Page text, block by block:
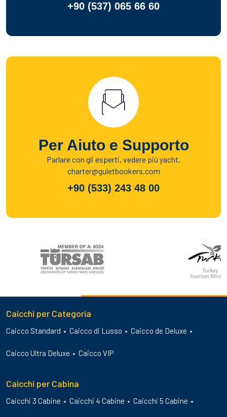
+90 (537) 065 66 60
Per Aiuto e Supporto
Parlare con gli esperti, vedere più yacht.
charter@guletbookers.com
+90 (533) 243 48 00
Caicchi per Categoria
Caicco Standard Caicco di Lusso Caicco de Deluxe
Caicco Ultra Deluxe Caicco VIP
Caicchi per Cabina
Caicchi 3 Cabine Caicchi 4 Cabine Caicchi 5 Cabine